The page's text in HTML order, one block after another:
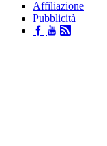
Affiliazione
Pubblicità